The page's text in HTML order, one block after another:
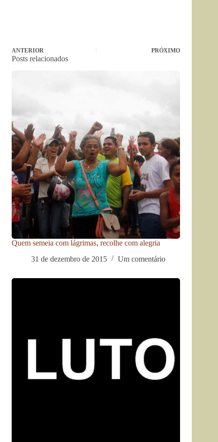
ANTERIOR PRÓXIMO
Posts relacionados
Quem semeia com lágrimas, recolhe com alegria
31 de dezembro de 2015
Um comentário